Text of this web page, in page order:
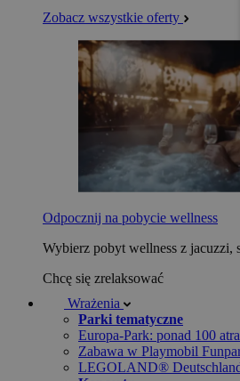
Zobacz wszystkie oferty
Odpocznij na pobycie wellness
Wybierz pobyt wellness z jacuzzi,
Chcę się zrelaksować
Wrażenia
Parki tematyczne
Europa-Park: ponad 100
Zabawa w Playmobil
LEGOLAND®